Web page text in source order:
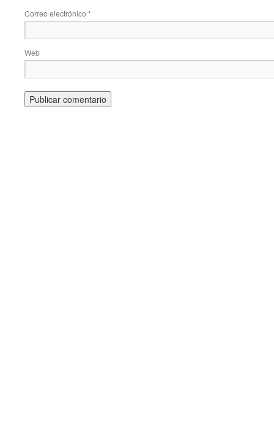
Correo electrónico *
Web